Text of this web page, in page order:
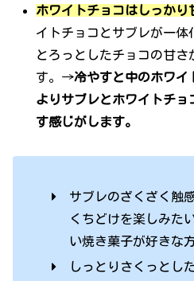
ホワイトチョコはしっかり
イトチョコとサブレが一体
とろっとしたチョコの甘さ
す。→冷やすと中のホワイ
よりサブレとホワイトチ
す感じがします。
サブレのざくざく触
くちどけを楽しみた
い焼き菓子が好きな
しっとりさくっとし